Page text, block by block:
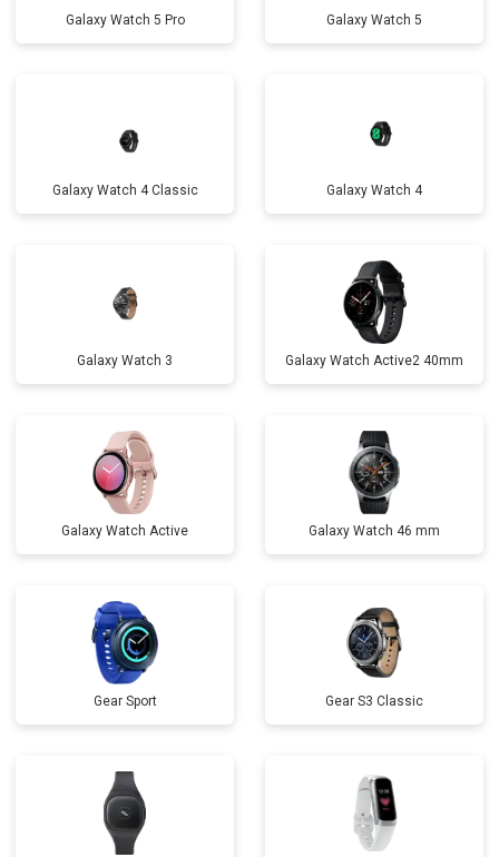
Galaxy Watch 5 Pro Galaxy Watch 5
Galaxy Watch 4 Classic Galaxy Watch 4
Galaxy Watch 3 Galaxy Watch Active2 40mm
Galaxy Watch Active Galaxy Watch 46 mm
Gear Sport Gear S3 Classic